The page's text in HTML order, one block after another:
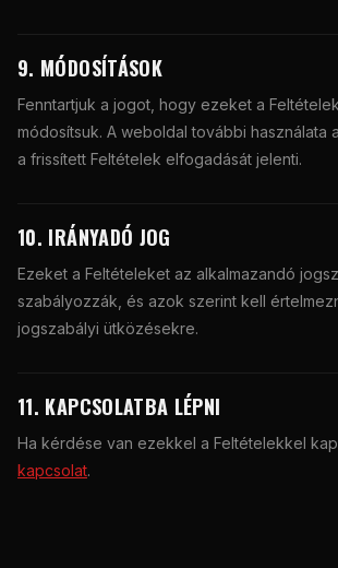
9. MÓDOSÍTÁSOK
Fenntartjuk a jogot, hogy ezeket a
módosítsuk. A weboldal további használata
a frissített Feltételek elfogadását jelenti.
10. IRÁNYADÓ JOG
Ezeket a Feltételeket az alkalmazandó
szabályozzák, és azok szerint kell
jogszabályi ütközésekre.
11. KAPCSOLATBA LÉPNI
Ha kérdése van ezekkel a Feltételekkel
kapcsolat.